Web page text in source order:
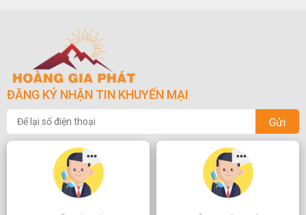
ĐĂNG KÝ NHẬN TIN KHUYẾN MẠI
Gửi